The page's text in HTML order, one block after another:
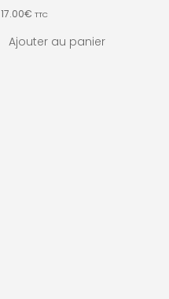
17.00€ TTC
Ajouter au panier